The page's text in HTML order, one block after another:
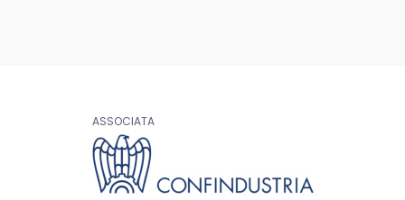
ASSOCIATA